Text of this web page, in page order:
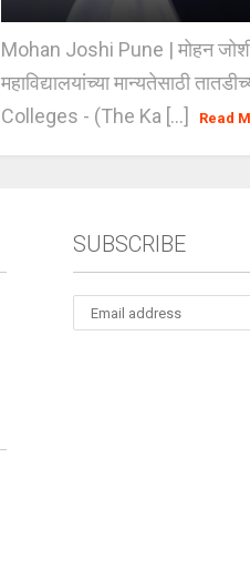
Mohan Joshi Pune | मोहन जोशी
महाविद्यालयांच्या मान्यतेसाठी
Colleges - (The Ka [...]
Read
SUBSCRIBE